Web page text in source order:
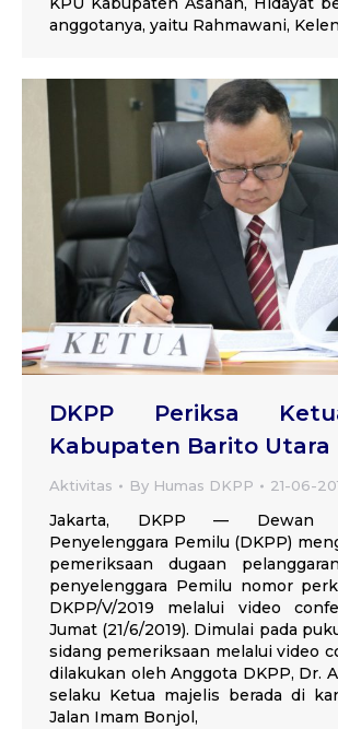
anggotanya, yaitu Rahmawani,
DKPP Periksa
Kabupaten Barito Utara
Aktivitas By Humas DKPP 21-06-
Jakarta, DKPP — Dewan
Penyelenggara Pemilu (DKPP)
pemeriksaan dugaan
penyelenggara Pemilu nomor
DKPP/V/2019 melalui video
Jumat (21/6/2019). Dimulai pada
sidang pemeriksaan melalui video
dilakukan oleh Anggota DKPP, Dr.
selaku Ketua majelis berada di
Jalan Imam Bonjol,